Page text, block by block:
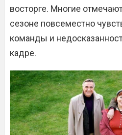
восторге. Многие
сезоне повсеместно
команды и
кадре.